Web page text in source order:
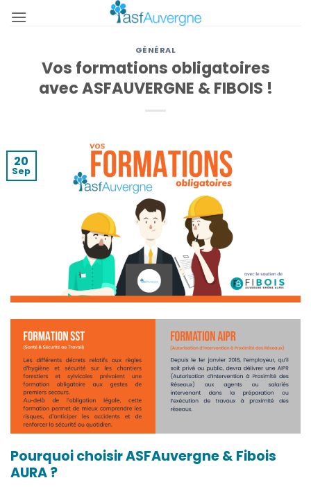
au
GÉNÉRAL
Vos formations obligatoires
avec ASFAUVERGNE & FIBOIS !
20
Sep
Pourquoi choisir ASFAuvergne & Fibois
AURA ?